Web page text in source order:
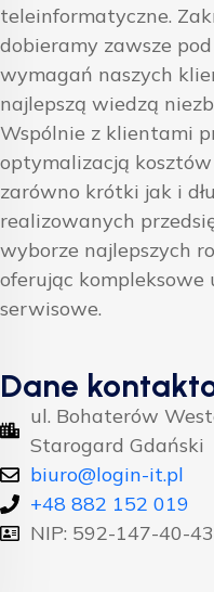
teleinformatyczne.
dobieramy zawsze
wymagań naszych
najlepszą wiedzą
Wspólnie z klientami
optymalizacją
zarówno krótki jak i
realizowanych
wyborze najlepszych
oferując kompleksowe
serwisowe.
Dane
ul. Bohaterów
Starogard Gdański
biuro@login-it.pl
+48 882 152 019
NIP: 592-147-40-43